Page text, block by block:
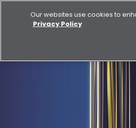
Our websites use cookies to
Privacy Policy